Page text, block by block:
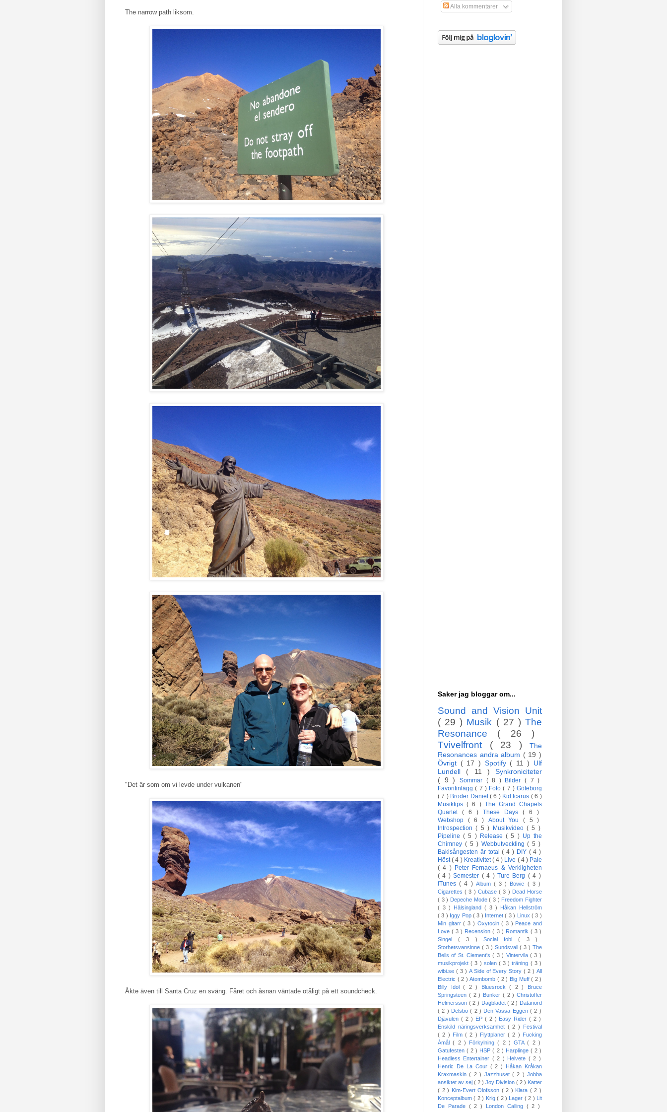
The narrow path liksom.
"Det är som om vi levde under vulkanen"
Åkte även till Santa Cruz en sväng. Fåret och åsnan väntade otåligt på ett soundcheck.
Alla kommentarer
Saker jag bloggar om...
Sound and Vision Unit
( 29 ) Musik ( 27 )The
Resonance ( 26 )
Tvivelfront ( 23 )
The
Resonances andra album ( 19 )
Övrigt ( 17 ) Spotify ( 11 ) Ulf
Lundell ( 11 ) Synkroniciteter
( 9 ) Sommar ( 8 ) Bilder( 7 )
Favoritinlägg( 7 ) Foto( 7 ) Göteborg
( 7 ) Broder Daniel ( 6 ) Kid Icarus ( 6 )
Musiktips( 6 ) The Grand Chapels
Quartet ( 6 ) These Days ( 6 )
Webshop ( 6 ) About You( 5 )
Introspection( 5 ) Musikvideo ( 5 )
Pipeline( 5 ) Release( 5 ) Up the
Chimney ( 5 ) Webbutveckling( 5 )
Bakisångesten är total( 4 ) DIY ( 4 )
Höst( 4 ) Kreativitet( 4 ) Live ( 4 ) Pale
( 4 ) Peter Fernaeus & Verkligheten
( 4 )Semester ( 4 ) Ture Berg ( 4 )
iTunes( 4 ) Album ( 3 ) Bowie ( 3 )
Cigarettes( 3 ) Cubase( 3 ) Dead Horse
( 3 ) Depeche Mode( 3 ) Freedom Fighter
( 3 ) Hälsingland ( 3 ) Håkan Hellström
( 3 ) Iggy Pop ( 3 ) Internet( 3 ) Linux ( 3 )
Min gitarr( 3 ) Oxytocin( 3 ) Peace and
Love( 3 ) Recension( 3 ) Romantik ( 3 )
Singel( 3 ) Social fobi( 3 )
Storhetsvansinne ( 3 ) Sundsvall( 3 ) The
Bells of St. Clement's( 3 ) Vintervila ( 3 )
musikprojekt( 3 ) solen ( 3 )träning ( 3 )
wibi.se ( 3 ) A Side of Every Story( 2 )All
Electric ( 2 )Atombomb( 2 ) Big Muff( 2 )
Billy Idol( 2 ) Bluesrock( 2 ) Bruce
Springsteen ( 2 ) Bunker ( 2 ) Christoffer
Helmersson ( 2 ) Dagbladet( 2 ) Datanörd
( 2 ) Delsbo( 2 ) Den Vassa Eggen( 2 )
Djävulen ( 2 ) EP ( 2 ) Easy Rider( 2 )
Enskild näringsverksamhet ( 2 ) Festival
( 2 ) Film( 2 ) Flyttplaner( 2 ) Fucking
Åmål( 2 ) Förkylning( 2 ) GTA( 2 )
Gatufesten( 2 ) HSP( 2 ) Harplinge ( 2 )
Headless Entertainer ( 2 ) Helvete ( 2 )
Henric De La Cour ( 2 ) Håkan Kråkan
Kraxmaskin( 2 ) Jazzhuset ( 2 ) Jobba
ansiktet av sej ( 2 ) Joy Division ( 2 ) Katter
( 2 ) Kim-Evert Olofsson ( 2 ) Klara ( 2 )
Konceptalbum( 2 ) Krig( 2 ) Lager ( 2 ) Lit
De Parade ( 2 ) London Calling ( 2 )